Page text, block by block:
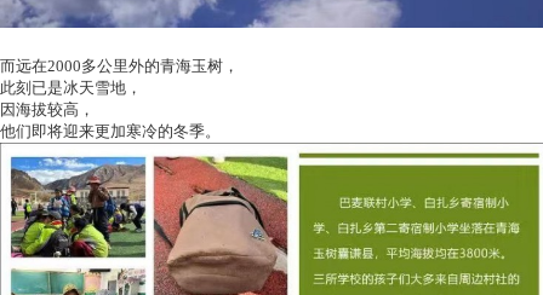
而远在2000多公里外的青海玉树，
此刻已是冰天雪地，
因海拔较高，
他们即将迎来更加寒冷的冬季。